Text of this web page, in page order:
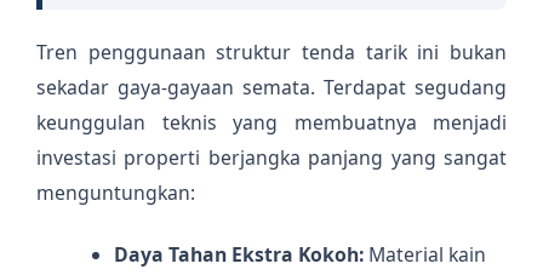
Tren penggunaan struktur tenda tarik ini bukan
sekadar gaya-gayaan semata. Terdapat segudang
keunggulan teknis yang membuatnya menjadi
investasi properti berjangka panjang yang sangat
menguntungkan:
Daya Tahan Ekstra Kokoh:Material kain